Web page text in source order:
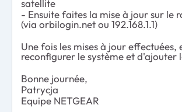
satellite
- Ensuite faites la mise à jour sur le
(via orbilogin.net ou 192.168.1.1)
Une fois les mises à jour effectuées,
reconfigurer le système et d'ajouter
Bonne journée,
Patrycja
Equipe NETGEAR